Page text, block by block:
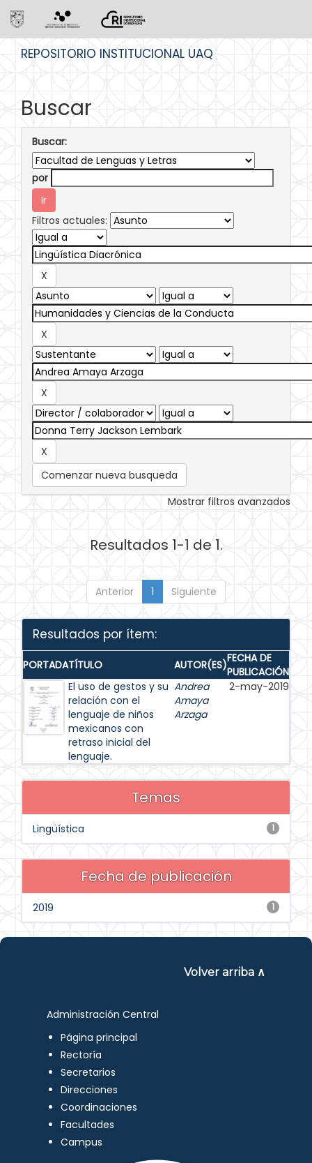
REPOSITORIO INSTITUCIONAL UAQ
Buscar
Buscar:
por
Filtros actuales:
Comenzar nueva busqueda
Mostrar filtros avanzados
Resultados 1-1 de 1.
Anterior 1 Siguiente
Resultados por ítem:
PORTADATÍTULO AUTOR(ES)FECHA DE
PUBLICACIÓN
El uso de gestos y su
relación con el
lenguaje de niños
mexicanos con
retraso inicial del
lenguaje.
Andrea
Amaya
Arzaga
2-may-2019
Temas
1
Lingüística
Fecha de publicación
1
2019
Volver arriba ∧
Administración Central
Página principal
Rectoría
Secretarios
Direcciones
Coordinaciones
Facultades
Campus